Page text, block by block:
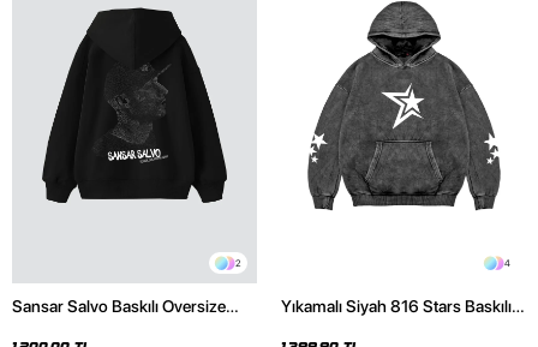
2
Sansar Salvo Baskılı Oversize
4
Yıkamalı Siyah 816 Stars Baskılı